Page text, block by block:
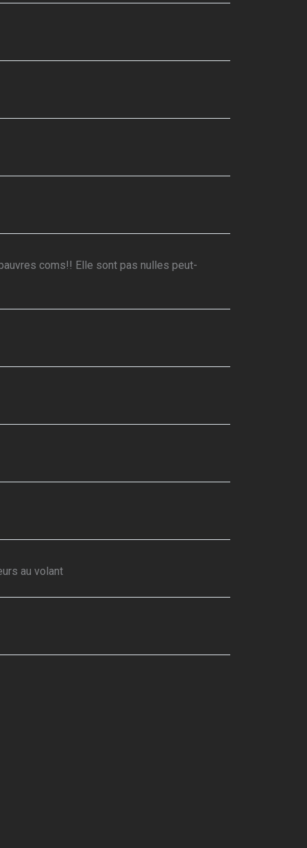
coms!! Elle sont pas nulles peut-
au volant